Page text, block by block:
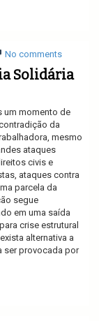
No comments
Solidária
um momento de
da
mesmo
ataques
civis e
ataques contra
parcela da
segue
em uma saída
crise estrutural
alternativa a
ser provocada por